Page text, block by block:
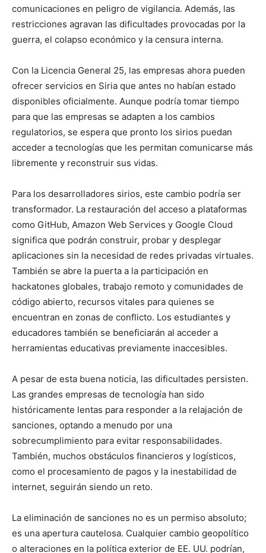
comunicaciones en peligro de vigilancia. Además, las
restricciones agravan las dificultades provocadas por la
guerra, el colapso económico y la censura interna.
Con la Licencia General 25, las empresas ahora pueden
ofrecer servicios en Siria que antes no habían estado
disponibles oficialmente. Aunque podría tomar tiempo
para que las empresas se adapten a los cambios
regulatorios, se espera que pronto los sirios puedan
acceder a tecnologías que les permitan comunicarse más
libremente y reconstruir sus vidas.
Para los desarrolladores sirios, este cambio podría ser
transformador. La restauración del acceso a plataformas
como GitHub, Amazon Web Services y Google Cloud
significa que podrán construir, probar y desplegar
aplicaciones sin la necesidad de redes privadas virtuales.
También se abre la puerta a la participación en
hackatones globales, trabajo remoto y comunidades de
código abierto, recursos vitales para quienes se
encuentran en zonas de conflicto. Los estudiantes y
educadores también se beneficiarán al acceder a
herramientas educativas previamente inaccesibles.
A pesar de esta buena noticia, las dificultades persisten.
Las grandes empresas de tecnología han sido
históricamente lentas para responder a la relajación de
sanciones, optando a menudo por una
sobrecumplimiento para evitar responsabilidades.
También, muchos obstáculos financieros y logísticos,
como el procesamiento de pagos y la inestabilidad de
internet, seguirán siendo un reto.
La eliminación de sanciones no es un permiso absoluto;
es una apertura cautelosa. Cualquier cambio geopolítico
o alteraciones en la política exterior de EE. UU. podrían,